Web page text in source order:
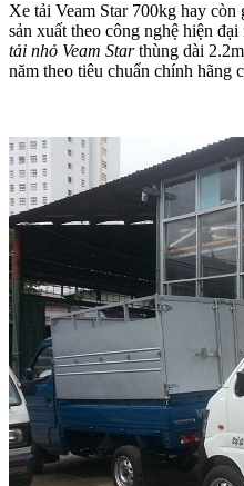
Xe tải Veam Star 700kg hay
sản xuất theo công nghệ hiện
tải nhỏ Veam Starthùng dài
năm theo tiêu chuẩn chính hãng